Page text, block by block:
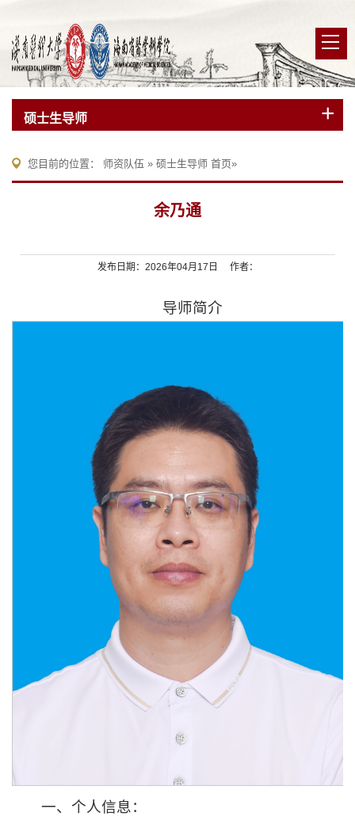
硕士生导师
您目前的位置： 师资队伍 » 硕士生导师 首页»
余乃通
发布日期：2026年04月17日 作者：
导师简介
一、个人信息：